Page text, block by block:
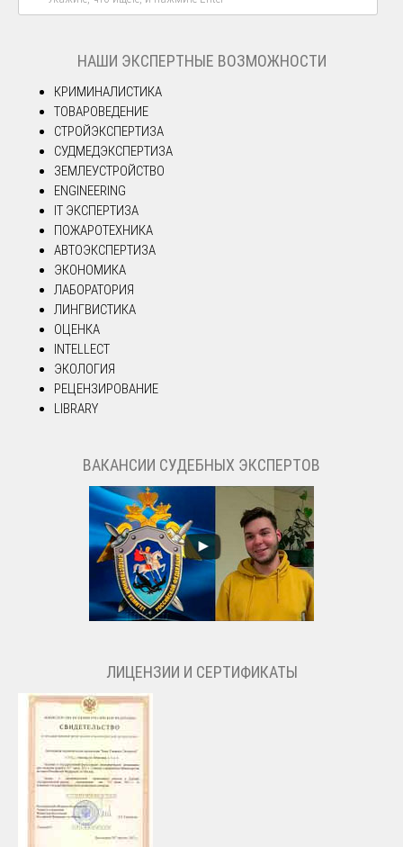
НАШИ ЭКСПЕРТНЫЕ ВОЗМОЖНОСТИ
КРИМИНАЛИСТИКА
ТОВАРОВЕДЕНИЕ
СТРОЙЭКСПЕРТИЗА
СУДМЕДЭКСПЕРТИЗА
ЗЕМЛЕУСТРОЙСТВО
ENGINEERING
IT ЭКСПЕРТИЗА
ПОЖАРОТЕХНИКА
АВТОЭКСПЕРТИЗА
ЭКОНОМИКА
ЛАБОРАТОРИЯ
ЛИНГВИСТИКА
ОЦЕНКА
INTELLECT
ЭКОЛОГИЯ
РЕЦЕНЗИРОВАНИЕ
LIBRARY
ВАКАНСИИ СУДЕБНЫХ ЭКСПЕРТОВ
ЛИЦЕНЗИИ И СЕРТИФИКАТЫ